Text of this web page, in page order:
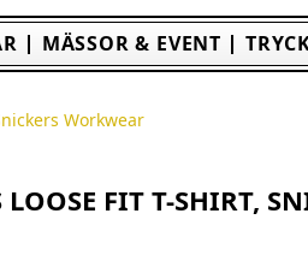
MÄSSOR & EVENT
Workwear
LOOSE FIT T-SHIRT,